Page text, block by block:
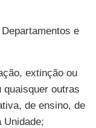
e
extinção ou
quaisquer outras
de ensino, de
Unidade;